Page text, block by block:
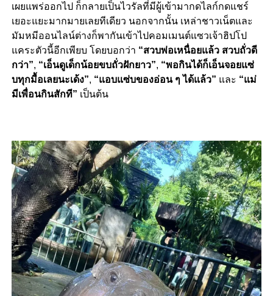
เผยแพร่ออกไป ก็กลายเป็นไวรัลที่มีผู้เข้ามากดไลก์กดแชร์
เยอะแยะมากมายเลยทีเดียว นอกจากนั้น เหล่าชาวเน็ตและ
มัมหมีออนไลน์ต่างก็พากันเข้าไปคอมเมนต์แซวเจ้าฮิปโป
แคระตัวนี้อีกเพียบ โดยบอกว่า “สวบพ่อเหนื่อยแล้ว สวบถั่วดี
กว่า”, “เอ็นดูเด็กน้อยขบถั่วฝักยาว”, “พอกินได้ก็เอ็นจอยแซ่
บทุกมื้อเลยนะเด้ง”, “แอบแซ่บของอ่อน ๆ ได้แล้ว” และ “แม่
มีเพื่อนกินสักที” เป็นต้น